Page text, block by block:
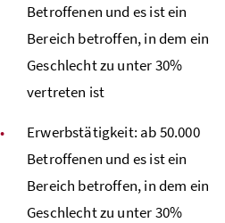
Betroffenen und es ist ein
Bereich betroffen, in dem ein
Geschlecht zu unter 30%
vertreten ist
Erwerbstätigkeit: ab 50.000
Betroffenen und es ist ein
Bereich betroffen, in dem ein
Geschlecht zu unter 30%